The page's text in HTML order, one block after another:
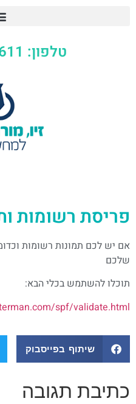
טלפון: 073-7613611
פריסת רשומות
אם יש לכם תמונות רשומות
שלכם
תוכלו להשתמש בכלי הבא:
spf/validate.html
שיתוף בפייסבוק
כתיבת תגובה